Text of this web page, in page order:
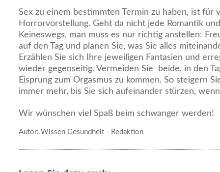
Sex zu einem bestimmten Termin zu haben, ist für
Horrorvorstellung. Geht da nicht jede Romantik
Keineswegs, man muss es nur richtig anstellen:
auf den Tag und planen Sie, was Sie alles
Erzählen Sie sich Ihre jeweiligen Fantasien und
wieder gegenseitig. Vermeiden Sie beide, in den
Eisprung zum Orgasmus zu kommen. So steigern
immer mehr, bis Sie sich aufeinander stürzen,
Wir wünschen viel Spaß beim schwanger werden!
Autor: Wissen Gesundheit - Redaktion